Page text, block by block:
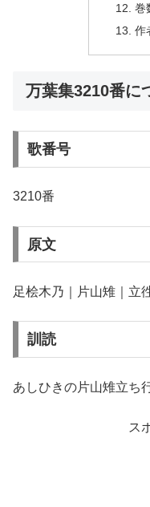
巻
作
万葉集3210番に
歌番号
3210番
原文
足桧木乃｜片山雉｜立
訓読
あしひきの片山雉立ち
ス